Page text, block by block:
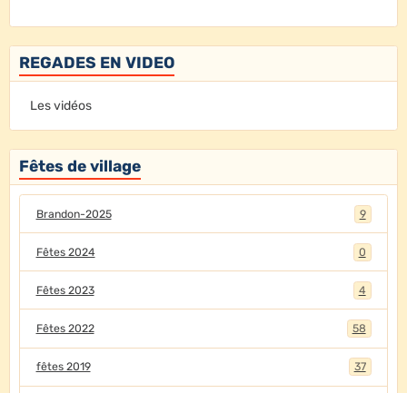
REGADES EN VIDEO
Les vidéos
Fêtes de village
Brandon-2025 9
Fêtes 2024 0
Fêtes 2023 4
Fêtes 2022 58
fêtes 2019 37